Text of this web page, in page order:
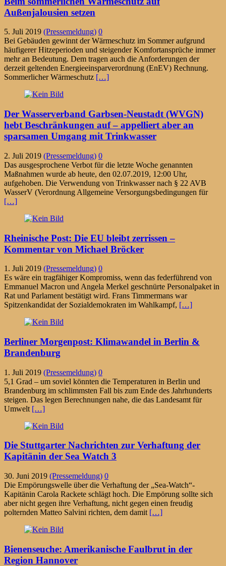
Außenjalousien setzen
5. Juli 2019 (Pressemeldung) 0
Bei Gebäuden gewinnt der Wärmeschutz im Sommer aufgrund
häufigerer Hitzeperioden und steigender Komfortansprüche immer
mehr an Bedeutung. Dem tragen auch die Anforderungen der
derzeit geltenden Energieeinsparverordnung (EnEV) Rechnung.
Sommerlicher Wärmeschutz […]
Der Wasserverband Garbsen-Neustadt (WVGN)
hebt Beschränkungen auf – appelliert aber an
sparsamen Umgang mit Trinkwasser
2. Juli 2019 (Pressemeldung) 0
Das ausgesprochene Verbot für die letzte Woche genannten
Maßnahmen wurde ab heute, den 02.07.2019, 12:00 Uhr,
aufgehoben. Die Verwendung von Trinkwasser nach § 22 AVB
WasserV (Verordnung Allgemeine Versorgungsbedingungen für
[…]
Rheinische Post: Die EU bleibt zerrissen –
Kommentar von Michael Bröcker
1. Juli 2019 (Pressemeldung) 0
Es wäre ein tragfähiger Kompromiss, wenn das federführend von
Emmanuel Macron und Angela Merkel geschnürte Personalpaket in
Rat und Parlament bestätigt wird. Frans Timmermans war
Spitzenkandidat der Sozialdemokraten im Wahlkampf, […]
Berliner Morgenpost: Klimawandel in Berlin &
Brandenburg
1. Juli 2019 (Pressemeldung) 0
5,1 Grad – um soviel könnten die Temperaturen in Berlin und
Brandenburg im schlimmsten Fall bis zum Ende des Jahrhunderts
steigen. Das legen Berechnungen nahe, die das Landesamt für
Umwelt […]
Die Stuttgarter Nachrichten zur Verhaftung der
Kapitänin der Sea Watch 3
30. Juni 2019 (Pressemeldung) 0
Die Empörungswelle über die Verhaftung der „Sea-Watch“-
Kapitänin Carola Rackete schlägt hoch. Die Empörung sollte sich
aber nicht gegen ihre Verhaftung, nicht gegen einen freudig
polternden Matteo Salvini richten, dem damit […]
Bienenseuche: Amerikanische Faulbrut in der
Region Hannover